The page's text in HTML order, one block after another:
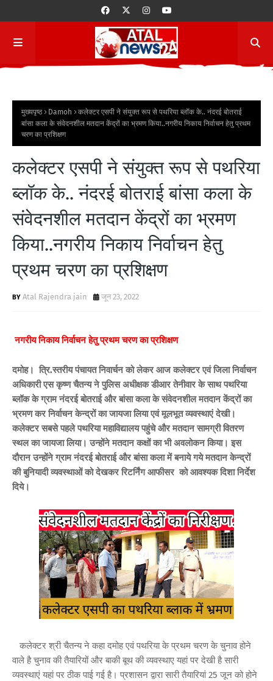
मुख्यपृष्ठ Damoh
कलेक्टर एसपी ने संयुक्त रूप से पथरिया ब्लॉक के.. नंदरई बोतराई
बांसा कला के संवेदनशील मतदान केंद्रों का भ्रमण किया..नगरीय निकाय निर्वाचन हेतु प्रथम
चरण का प्रशिक्षण
कलेक्टर एसपी ने संयुक्त रूप से पथरिया
ब्लॉक के.. नंदरई बोतराई बांसा कला के
संवेदनशील मतदान केंद्रों का भ्रमण
किया..नगरीय निकाय निर्वाचन हेतु
प्रथम चरण का प्रशिक्षण
Atal Rajendra jain जून 23, 2022
नगरीय निकाय निर्वाचन हेतु प्रथम चरण का प्रशिक्षण
दमोह। त्रि.स्तरीय पंचायत निवार्चन को लेकर आज कलेक्टर एवं जिला निर्वाचन
अधिकारी एस कृष्ण चैतन्य ने पुलिस अधीक्षक डीआर तेनीवार के साथ पथरिया
ब्लॉक के ग्राम नंदरई बोतराई और बांसा कला के संवेदनशील मतदान केंद्रों का
भ्रमण कर निर्वाचन केन्द्रों का जायजा लिया एवं मूलभूत व्यवस्थाएं देखी।
कलेक्टर सबसे पहले पथरिया महाविद्यालय पहुंचे और मतदान सामग्री वितरण
स्थल का जायजा लिया। उन्होंने मतदान कक्षों का भी अवलोकन किया। इस
दौरान उन्होंने ग्राम नंदरई बोतराई और बांसा कला में बनाये गये मतदान केन्द्रों
की बुनियादी व्यवस्थाओं को देखकर रिटर्निंग आफीसर को आवश्यक दिशा निर्देश
दिये।
कलेक्टर श्री चैतन्य ने कहा दमोह एवं पथरिया के प्रथम चरण के चुनाव होने
वाले है चुनाव की तैयारियों और बाकी बूथ की व्यवस्थाए यहां पर देखी है सारी
व्यवस्थाएं यहां पर ठीक पाई गई है। प्रशासन द्वारा सारी तैयारियां 25 जून को होने